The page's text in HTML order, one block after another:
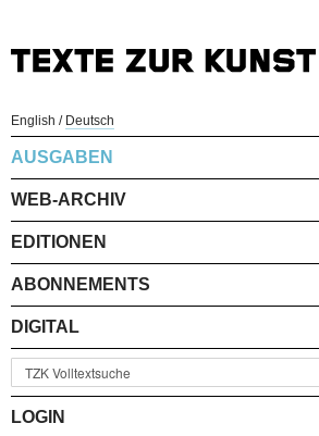
English / Deutsch
AUSGABEN
WEB-ARCHIV
EDITIONEN
ABONNEMENTS
DIGITAL
LOGIN